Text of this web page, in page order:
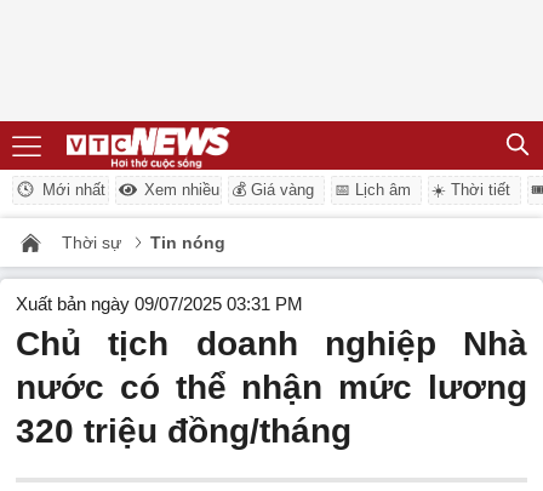
Mới nhất Xem nhiều 💰 Giá vàng 📅 Lịch âm ☀️ Thời tiết
Thời sự Tin nóng
Xuất bản ngày 09/07/2025 03:31 PM
Chủ tịch doanh nghiệp Nhà
nước có thể nhận mức lương
320 triệu đồng/tháng